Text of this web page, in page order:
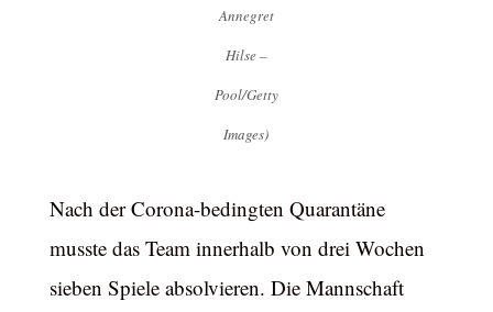
Annegret
Hilse –
Pool/Getty
Images)
Nach der Corona-bedingten Quarantäne
musste das Team innerhalb von drei Wochen
sieben Spiele absolvieren. Die Mannschaft